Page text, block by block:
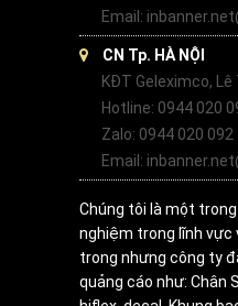
Email:
CN Tp. HÀ NỘI
KĐT Geleximco, Lê
Hotline: 0944 020
Zalo: 0944 020 092
Email:
Chúng tôi là một
nghiệm trong lĩnh vực
trong nhưng công ty
quảng cáo như: Chân